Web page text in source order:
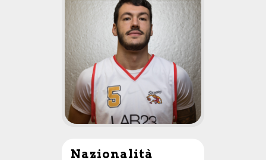
Squadre
Sponsor
News
Contatti
Nazionalità